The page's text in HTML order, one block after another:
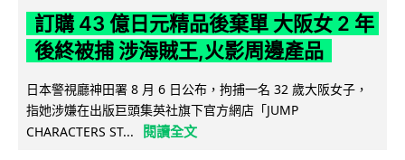
訂購 43 億日元精品後棄單 大阪女 2 年
後終被捕 涉海賊王,火影周邊產品
日本警視廳神田署 8 月 6 日公布，拘捕一名 32 歲大阪女子，
指她涉嫌在出版巨頭集英社旗下官方網店「JUMP
CHARACTERS ST...
閱讀全文